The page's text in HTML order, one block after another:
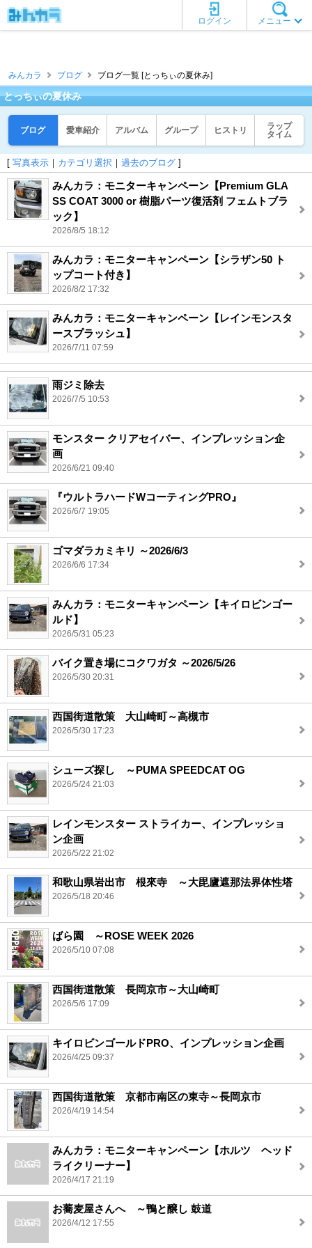
メニュー
ログイン
みんカラ ブログ ブログ一覧 [とっちぃの夏休み]
とっちぃの夏休み
ブログ 愛車紹介 アルバム グループ ヒストリ
ラップ
タイム
[ 写真表示 ｜ カテゴリ選択 ｜ 過去のブログ ]
みんカラ：モニターキャンペーン【Premium GLA
SS COAT 3000 or 樹脂パーツ復活剤 フェムトブラ
ック】
2026/8/5 18:12
みんカラ：モニターキャンペーン【シラザン50 ト
ップコート付き】
2026/8/2 17:32
みんカラ：モニターキャンペーン【レインモンスタ
ースプラッシュ】
2026/7/11 07:59
雨ジミ除去
2026/7/5 10:53
モンスター クリアセイバー、インプレッション企
画
2026/6/21 09:40
『ウルトラハードWコーティングPRO』
2026/6/7 19:05
ゴマダラカミキリ ～2026/6/3
2026/6/6 17:34
みんカラ：モニターキャンペーン【キイロビンゴー
ルド】
2026/5/31 05:23
バイク置き場にコクワガタ ～2026/5/26
2026/5/30 20:31
西国街道散策 大山崎町～高槻市
2026/5/30 17:23
シューズ探し ～PUMA SPEEDCAT OG
2026/5/24 21:03
レインモンスター ストライカー、インプレッショ
ン企画
2026/5/22 21:02
和歌山県岩出市 根來寺 ～大毘廬遮那法界体性塔
2026/5/18 20:46
ばら園 ～ROSE WEEK 2026
2026/5/10 07:08
西国街道散策 長岡京市～大山崎町
2026/5/6 17:09
キイロビンゴールドPRO、インプレッション企画
2026/4/25 09:37
西国街道散策 京都市南区の東寺～長岡京市
2026/4/19 14:54
みんカラ：モニターキャンペーン【ホルツ ヘッド
ライクリーナー】
2026/4/17 21:19
お蕎麦屋さんへ ～鴨と醸し 鼓道
2026/4/12 17:55